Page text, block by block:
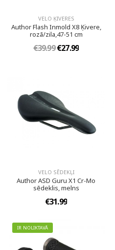
VELO ĶIVERES
Author Flash Inmold X8 Ķivere,
rozā/zila,47-51 cm
€39.99€27.99
VELO SĒDEKĻI
Author ASD Guru X1 Cr-Mo
sēdeklis, melns
€31.99
IR NOLIKTAVĀ